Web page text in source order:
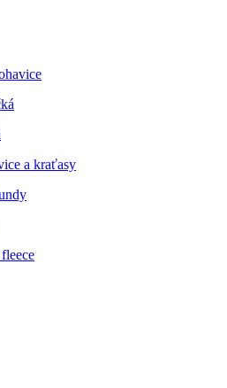
a kraťasy